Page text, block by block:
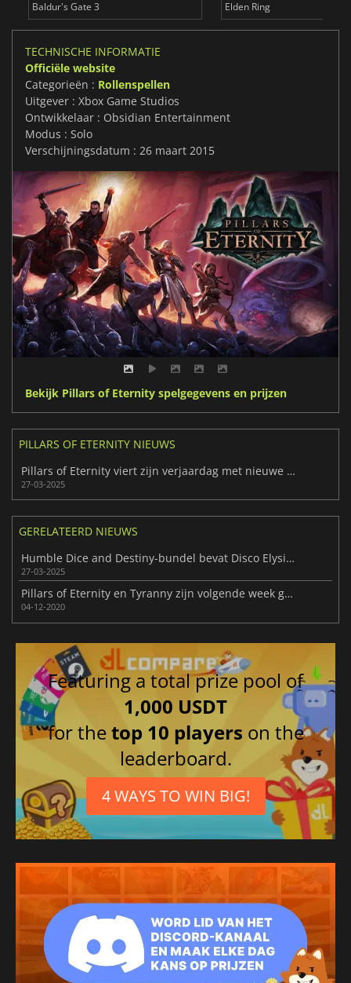
Baldur's Gate 3 Elden Ring
TECHNISCHE INFORMATIE
Officiële website
Categorieën : Rollenspellen
Uitgever : Xbox Game Studios
Ontwikkelaar : Obsidian Entertainment
Modus : Solo
Verschijningsdatum : 26 maart 2015
Bekijk Pillars of Eternity spelgegevens en prijzen
PILLARS OF ETERNITY NIEUWS
Pillars of Eternity viert zijn verjaardag met nieuwe functies
27-03-2025
GERELATEERD NIEUWS
Humble Dice and Destiny-bundel bevat Disco Elysium, Broken Roads en meer
27-03-2025
Pillars of Eternity en Tyranny zijn volgende week gratis op de PC
04-12-2020
Featuring a total prize pool of
1,000 USDT
for thetop 10 players on the
leaderboard.
4 WAYS TO WIN BIG!